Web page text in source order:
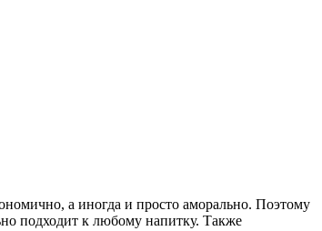
а иногда и просто аморально. Поэтому
подходит к любому напитку. Также